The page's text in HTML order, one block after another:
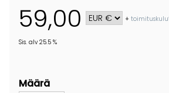
59,00 +
Sis. alv 25.5 %
Määrä